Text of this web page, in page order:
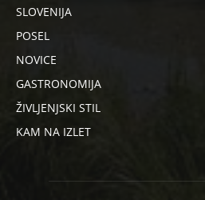
SLOVENIJA
POSEL
NOVICE
GASTRONOMIJA
ŽIVLJENJSKI STIL
KAM NA IZLET